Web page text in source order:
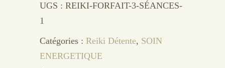
Reiki
Forfait
3
Séances
UGS : REIKI-FORFAIT-3-SÉANCES-
1
Catégories : Reiki Détente, SOIN
ENERGETIQUE